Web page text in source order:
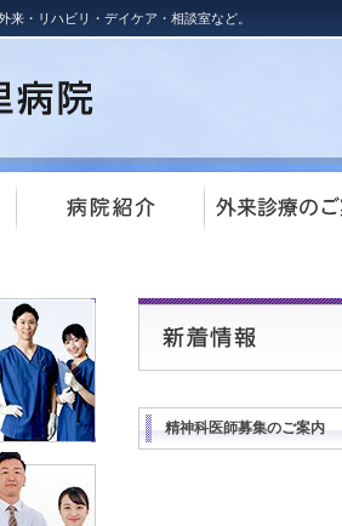
来・リハビリ・デイケア・相談室など。
精神科医師募集のご案内